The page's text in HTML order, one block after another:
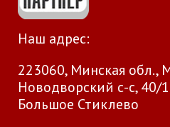
Наш адрес:
223060, Минская обл.,
Новодворский с-с, 40/
Большое Стиклево